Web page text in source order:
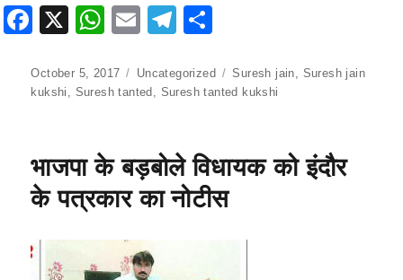
F
c
e
o
o
X
W
at
s
p
p
E
ai
l
T
e
gr
m
ar
e
Posted
on
October 5, 2017 Categories
Uncategorized Tags
Suresh jain, Suresh jain
kukshi , Suresh tanted , Suresh tanted kukshi
भाजपा के बड़बोले विधायक को इंदौर
के पत्रकार का नोटीस